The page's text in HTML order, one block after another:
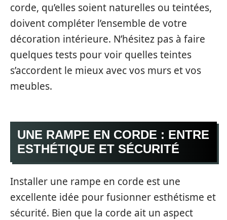
corde, qu’elles soient naturelles ou teintées,
doivent compléter l’ensemble de votre
décoration intérieure. N’hésitez pas à faire
quelques tests pour voir quelles teintes
s’accordent le mieux avec vos murs et vos
meubles.
UNE RAMPE EN CORDE : ENTRE
ESTHÉTIQUE ET SÉCURITÉ
Installer une rampe en corde est une
excellente idée pour fusionner esthétisme et
sécurité. Bien que la corde ait un aspect